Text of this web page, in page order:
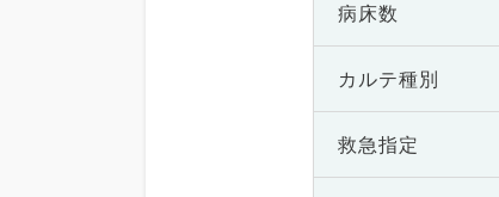
病床数
カルテ種別
救急指定